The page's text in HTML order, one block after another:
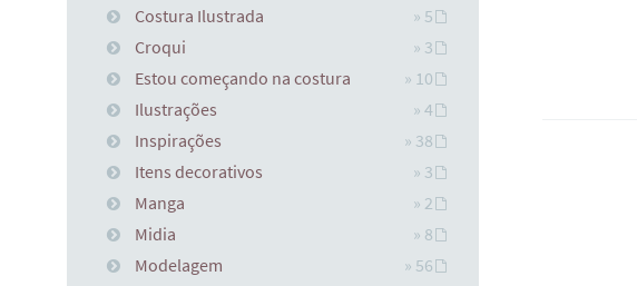
Costura Ilustrada
» 5
Croqui
» 3
Estou começando na costura
» 10
Ilustrações
» 4
Inspirações
» 38
Itens decorativos
» 3
Manga
» 2
Midia
» 8
Modelagem
» 56